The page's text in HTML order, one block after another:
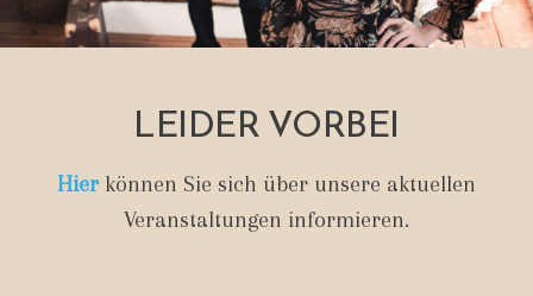
LEIDER VORBEI
Hierkönnen Sie sich über unsere aktuellen
Veranstaltungen informieren.